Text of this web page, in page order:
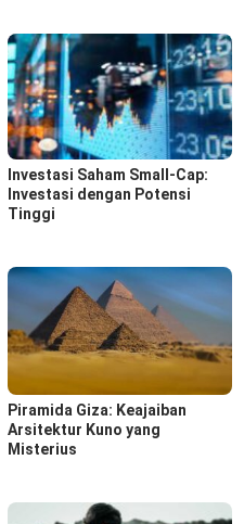
Investasi Saham Small-Cap:
Investasi dengan Potensi
Tinggi
Piramida Giza: Keajaiban
Arsitektur Kuno yang
Misterius